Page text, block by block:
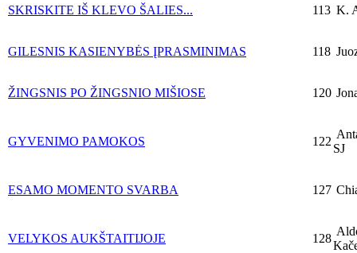
SKRISKITE IŠ KLEVO ŠALIES... 113 K.
GILESNIS KASIENYBĖS ĮPRASMINIMAS 118
ŽINGSNIS PO ŽINGSNIO MIŠIOSE 120
GYVENIMO PAMOKOS 122
SJ
ESAMO MOMENTO SVARBA 127
VELYKOS AUKŠTAITIJOJE 128